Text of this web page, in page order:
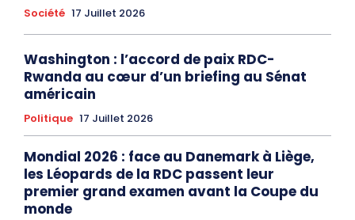
Société 17 Juillet 2026
Washington : l’accord de paix RDC-
Rwanda au cœur d’un briefing au Sénat
américain
Politique 17 Juillet 2026
Mondial 2026 : face au Danemark à Liège,
les Léopards de la RDC passent leur
premier grand examen avant la Coupe du
monde